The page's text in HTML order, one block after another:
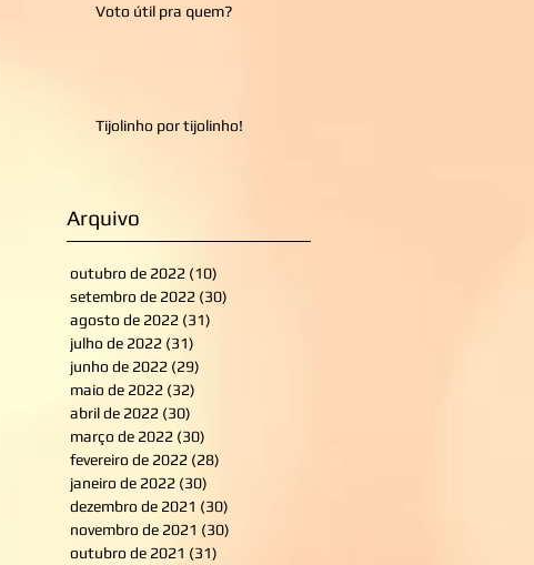
Voto útil pra quem?
Tijolinho por tijolinho!
Arquivo
outubro de 2022 (10)
setembro de 2022 (30)
agosto de 2022 (31)
julho de 2022 (31)
junho de 2022 (29)
maio de 2022 (32)
abril de 2022 (30)
março de 2022 (30)
fevereiro de 2022 (28)
janeiro de 2022 (30)
dezembro de 2021 (30)
novembro de 2021 (30)
outubro de 2021 (31)